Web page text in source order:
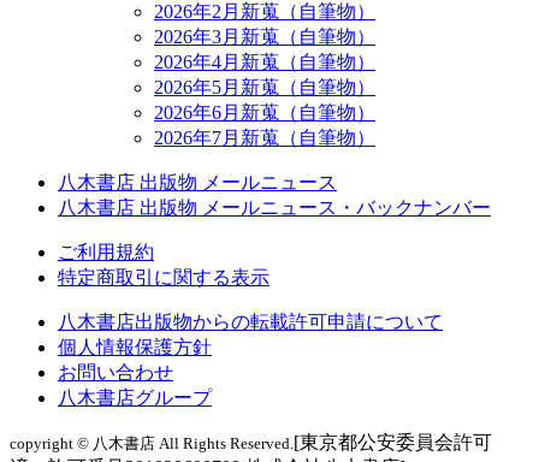
2026年2月新蒐（自筆物）
2026年3月新蒐（自筆物）
2026年4月新蒐（自筆物）
2026年5月新蒐（自筆物）
2026年6月新蒐（自筆物）
2026年7月新蒐（自筆物）
八木書店 出版物 メールニュース
八木書店 出版物 メールニュース・バックナンバー
ご利用規約
特定商取引に関する表示
八木書店出版物からの転載許可申請について
個人情報保護方針
お問い合わせ
八木書店グループ
copyright © 八木書店 All Rights Reserved.[東京都公安委員会許可